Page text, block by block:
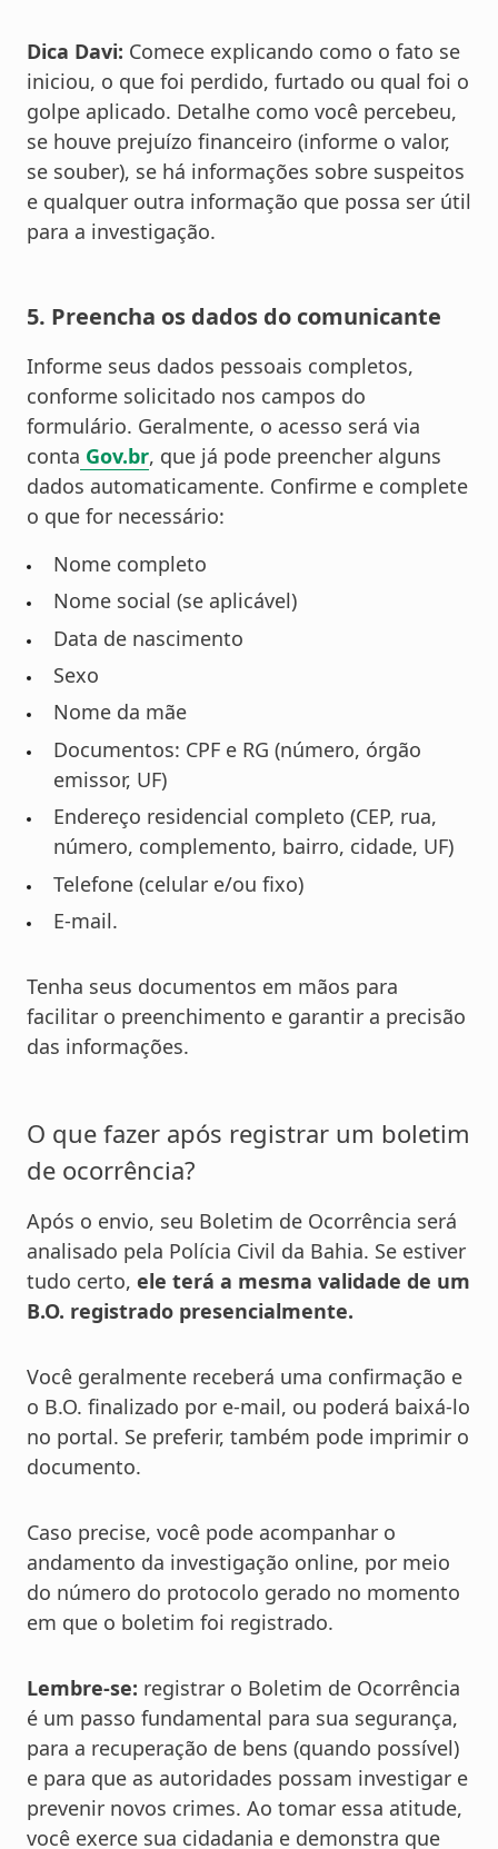
Dica Davi: Comece explicando como o fato se
iniciou, o que foi perdido, furtado ou qual foi o
golpe aplicado. Detalhe como você percebeu,
se houve prejuízo financeiro (informe o valor,
se souber), se há informações sobre suspeitos
e qualquer outra informação que possa ser útil
para a investigação.
5. Preencha os dados do comunicante
Informe seus dados pessoais completos,
conforme solicitado nos campos do
formulário. Geralmente, o acesso será via
conta Gov.br, que já pode preencher alguns
dados automaticamente. Confirme e complete
o que for necessário:
Nome completo
Nome social (se aplicável)
Data de nascimento
Sexo
Nome da mãe
Documentos: CPF e RG (número, órgão
emissor, UF)
Endereço residencial completo (CEP, rua,
número, complemento, bairro, cidade, UF)
Telefone (celular e/ou fixo)
E-mail.
Tenha seus documentos em mãos para
facilitar o preenchimento e garantir a precisão
das informações.
O que fazer após registrar um boletim
de ocorrência?
Após o envio, seu Boletim de Ocorrência será
analisado pela Polícia Civil da Bahia. Se estiver
tudo certo, ele terá a mesma validade de um
B.O. registrado presencialmente.
Você geralmente receberá uma confirmação e
o B.O. finalizado por e-mail, ou poderá baixá-lo
no portal. Se preferir, também pode imprimir o
documento.
Caso precise, você pode acompanhar o
andamento da investigação online, por meio
do número do protocolo gerado no momento
em que o boletim foi registrado.
Lembre-se: registrar o Boletim de Ocorrência
é um passo fundamental para sua segurança,
para a recuperação de bens (quando possível)
e para que as autoridades possam investigar e
prevenir novos crimes. Ao tomar essa atitude,
você exerce sua cidadania e demonstra que